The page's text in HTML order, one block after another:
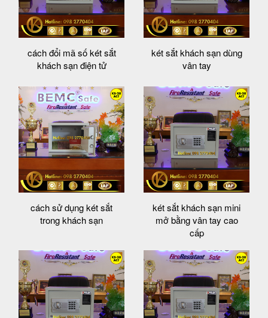
cách đổi mã số két sắt
khách sạn điện tử
két sắt khách sạn dùng
vân tay
cách sử dụng két sắt
trong khách sạn
két sắt khách sạn mini
mở bằng vân tay cao
cấp